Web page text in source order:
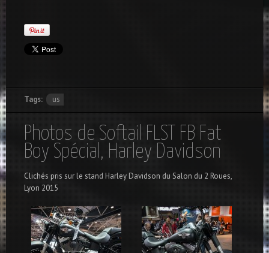
Tags: us
Photos de Softail FLST FB Fat
Boy Spécial, Harley Davidson
Clichés pris sur le stand Harley Davidson du Salon du 2 Roues,
Lyon 2015